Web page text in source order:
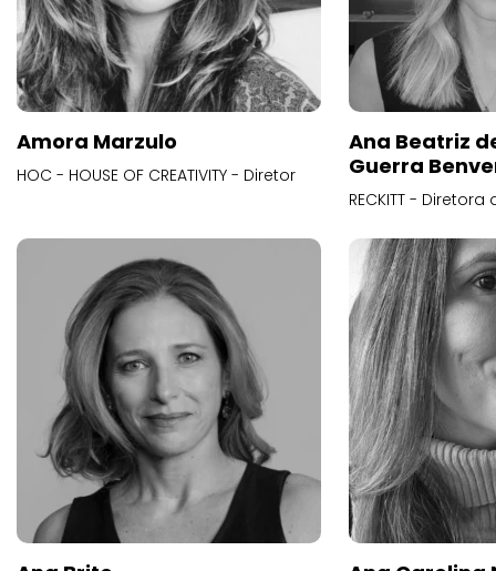
Amora Marzulo
HOC - HOUSE OF CREATIVITY - Diretor
Ana Beatriz
Guerra
RECKITT -